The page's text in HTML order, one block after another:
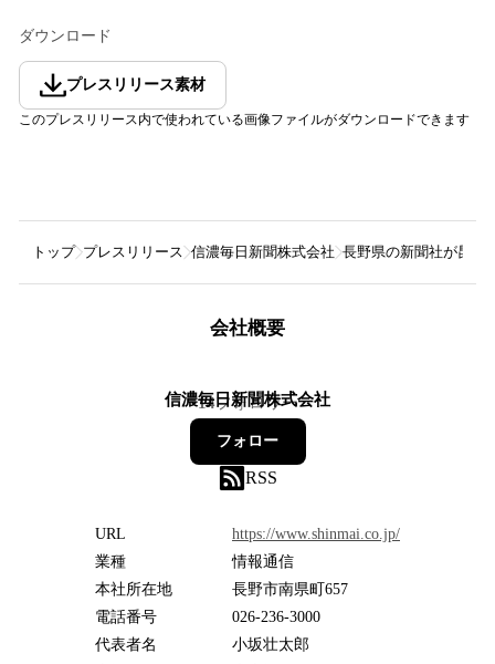
ダウンロード
プレスリリース素材
このプレスリリース内で使われている画像ファイルがダウンロードできます
トップ プレスリリース 信濃毎日新聞株式会社 長野県の新聞社が昆
会社概要
信濃毎日新聞株式会社
14フォロワー
フォロー
RSS
URL
https://www.shinmai.co.jp/
業種
情報通信
本社所在地
長野市南県町657
電話番号
026-236-3000
代表者名
小坂壮太郎